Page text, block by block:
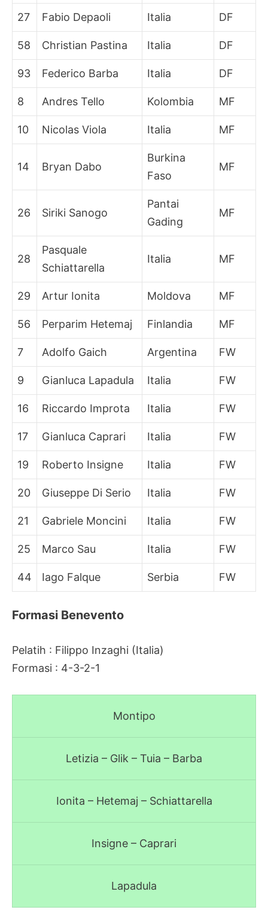
27 Fabio Depaoli Italia DF
58 Christian Pastina Italia DF
93 Federico Barba Italia DF
8 Andres Tello Kolombia MF
10 Nicolas Viola Italia MF
14 Bryan Dabo
Burkina
Faso
MF
26 Siriki Sanogo
Pantai
Gading
MF
28
Pasquale
Schiattarella
Italia MF
29 Artur Ionita Moldova MF
56 Perparim Hetemaj Finlandia MF
7 Adolfo Gaich Argentina FW
9 Gianluca Lapadula Italia FW
16 Riccardo Improta Italia FW
17 Gianluca Caprari Italia FW
19 Roberto Insigne Italia FW
20 Giuseppe Di Serio Italia FW
21 Gabriele Moncini Italia FW
25 Marco Sau Italia FW
44 Iago Falque Serbia FW
Formasi Benevento
Pelatih : Filippo Inzaghi (Italia)
Formasi : 4-3-2-1
Montipo
Letizia – Glik – Tuia – Barba
Ionita – Hetemaj – Schiattarella
Insigne – Caprari
Lapadula